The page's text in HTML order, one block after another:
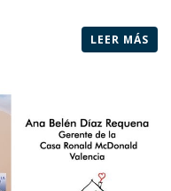
LEER MÁS